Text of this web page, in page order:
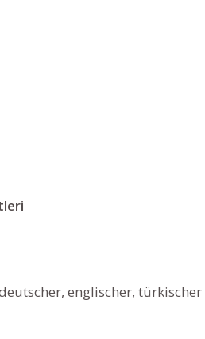
englischer, türkischer